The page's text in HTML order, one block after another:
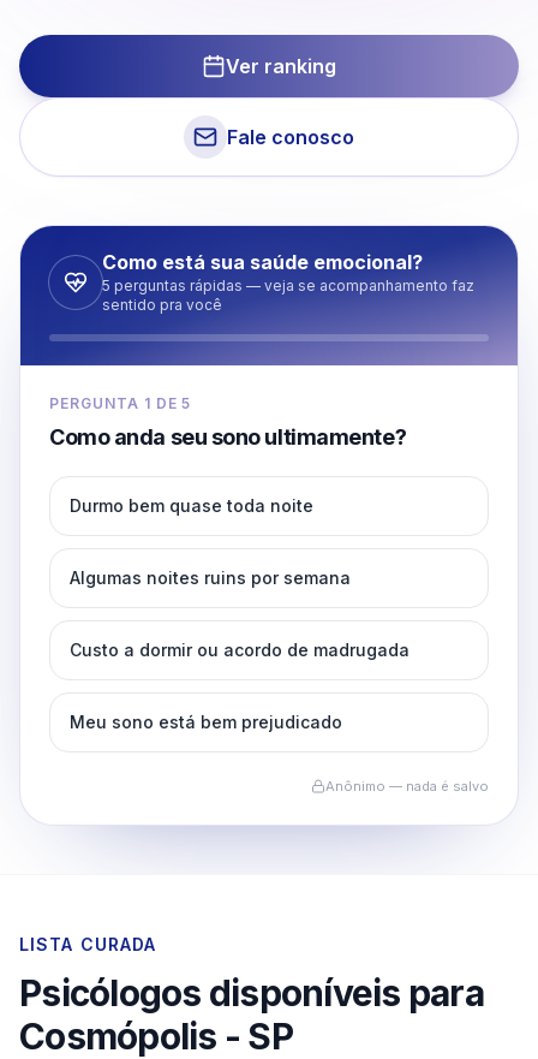
Ver ranking
Fale conosco
Como está sua saúde emocional?
5 perguntas rápidas — veja se acompanhamento faz
sentido pra você
PERGUNTA 1 DE5
Como anda seu sono ultimamente?
Durmo bem quase toda noite
Algumas noites ruins por semana
Custo a dormir ou acordo de madrugada
Meu sono está bem prejudicado
Anônimo — nada é salvo
LISTA CURADA
Psicólogos disponíveis para
Cosmópolis - SP